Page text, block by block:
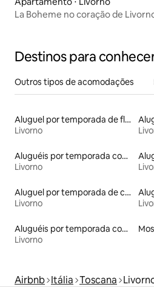
La Boheme no coração de
Destinos para
Outros tipos de acomodações
Aluguel por temporada de flats
Livorno
Aluguéis por temporada com café da manhã
Livorno
Aluguel por temporada de casas de veraneio
Livorno
Aluguéis por temporada com terraço
Livorno
Airbnb Itália Toscana